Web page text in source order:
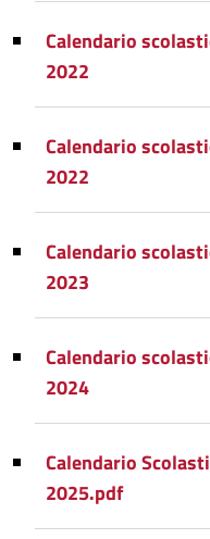
Calendario
2022
Calendario
2022
Calendario
2023
Calendario
2024
Calendario
2025.pdf